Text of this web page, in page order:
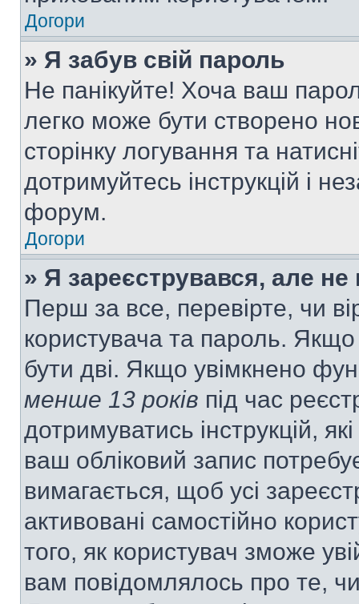
Догори
» Я забув свій пароль
Не панікуйте! Хоча ваш
легко може бути створено
сторінку логування та
дотримуйтесь інструкцій і
форум.
Догори
» Я зареєструвався, але
Перш за все, перевірте, чи
користувача та пароль.
бути дві. Якщо увімкнено
менше 13 років під час
дотримуватись інструкцій,
ваш обліковий запис
вимагається, щоб усі
активовані самостійно
того, як користувач зможе
вам повідомлялось про те,